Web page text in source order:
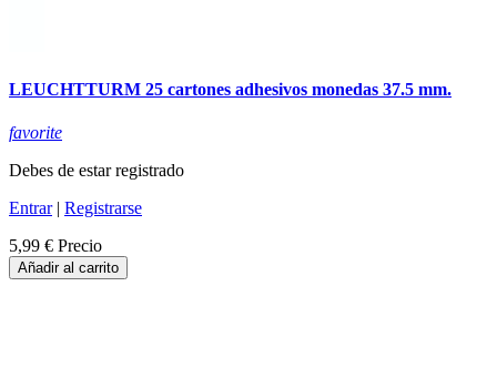
LEUCHTTURM 25 cartones adhesivos monedas 37.5 mm.
favorite
Debes de estar registrado
Entrar| Registrarse
5,99 € Precio
Añadir al carrito